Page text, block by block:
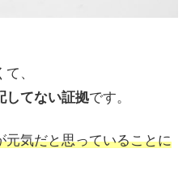
、
してない証拠です。
元気だと思っていることに